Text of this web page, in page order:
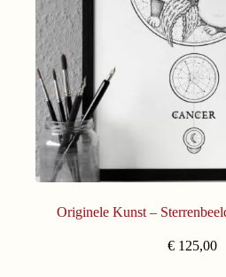
Originele Kunst –
€ 125,00